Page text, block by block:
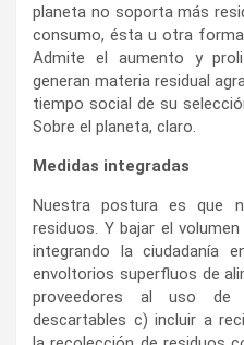
planeta no soporta más
consumo, ésta u otra
Admite el aumento y
generan materia residual
tiempo social de su
Sobre el planeta, claro.
Medidas integradas
Nuestra postura es que
residuos. Y bajar el
integrando la ciudadanía
envoltorios superfluos de
proveedores al uso de
descartables c) incluir a